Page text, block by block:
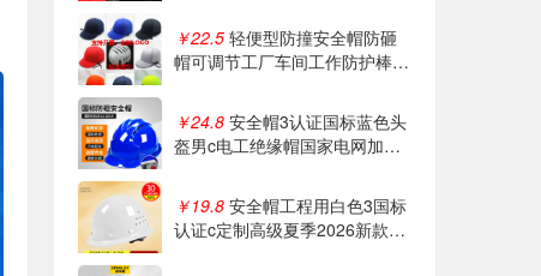
￥22.5 轻便型防撞安全帽防砸
帽可调节工厂车间工作防护棒球
￥24.8 安全帽3认证国标蓝色头
盔男c电工绝缘帽国家电网加厚
￥19.8 安全帽工程用白色3国标
认证c定制高级夏季2026新款透